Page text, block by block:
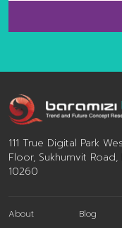
111 True Digital Park
Floor, Sukhumvit
10260
About Blog